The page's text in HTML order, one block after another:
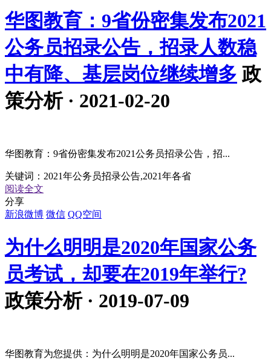
华图教育：9省份密集发布2021
公务员招录公告，招录人数稳
中有降、基层岗位继续增多 政
策分析 · 2021-02-20
华图教育：9省份密集发布2021公务员招录公告，招...
关键词： 2021年公务员招录公告,2021年各省
阅读全文
分享
新浪微博 微信 QQ空间
为什么明明是2020年国家公务
员考试，却要在2019年举行?
政策分析 · 2019-07-09
华图教育为您提供：为什么明明是2020年国家公务员...